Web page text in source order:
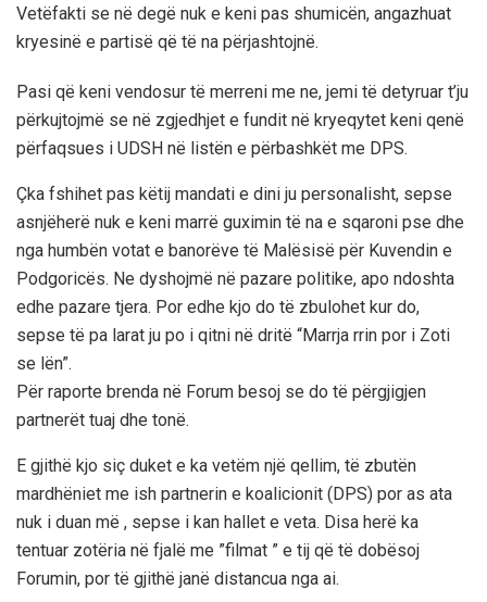
Vetëfakti se në degë nuk e keni pas shumicën, angazhuat
kryesinë e partisë që të na përjashtojnë.
Pasi që keni vendosur të merreni me ne, jemi të detyruar t’ju
përkujtojmë se në zgjedhjet e fundit në kryeqytet keni qenë
përfaqsues i UDSH në listën e përbashkët me DPS.
Çka fshihet pas këtij mandati e dini ju personalisht, sepse
asnjëherë nuk e keni marrë guximin të na e sqaroni pse dhe
nga humbën votat e banorëve të Malësisë për Kuvendin e
Podgoricës. Ne dyshojmë në pazare politike, apo ndoshta
edhe pazare tjera. Por edhe kjo do të zbulohet kur do,
sepse të pa larat ju po i qitni në dritë “Marrja rrin por i Zoti
se lën”.
Për raporte brenda në Forum besoj se do të përgjigjen
partnerët tuaj dhe tonë.
E gjithë kjo siç duket e ka vetëm një qellim, të zbutën
mardhëniet me ish partnerin e koalicionit (DPS) por as ata
nuk i duan më , sepse i kan hallet e veta. Disa herë ka
tentuar zotëria në fjalë me ”filmat ” e tij që të dobësoj
Forumin, por të gjithë janë distancua nga ai.